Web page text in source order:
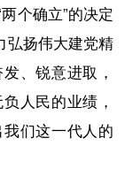
个确立”的决定
弘扬伟大建党精
、锐意进取，
人民的业绩，
们这一代人的